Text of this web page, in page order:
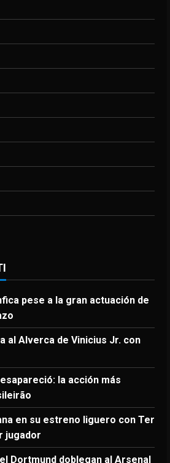
pese a la gran actuación de
al Alverca de Vinicius Jr. con
la acción más
en su estreno liguero con Ter
jugador
Dortmund doblegan al Arsenal